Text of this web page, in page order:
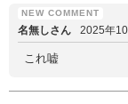
名無しさん 2025年
これ嘘